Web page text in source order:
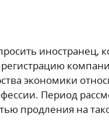
иностранец,
экономики
Период
продления на